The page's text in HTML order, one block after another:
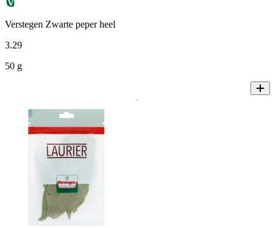
Verstegen Zwarte peper heel
3.29
50 g